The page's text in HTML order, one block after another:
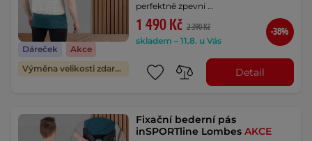
Dáreček
Akce
Výměna velikosti zdarma
perfektně zpevní …
1 490 Kč 2 390 Kč
skladem – 11.8. u Vás
-38%
Detail
Fixační bederní pás
inSPORTline LombesAKCE